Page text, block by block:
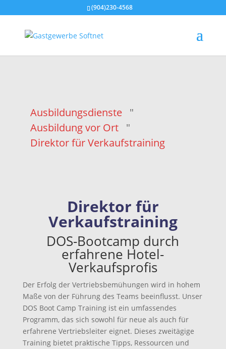
(904)230-4568
Ausbildungsdienste
"
Ausbildung vor Ort
"
Direktor für Verkaufstraining
Direktor für
Verkaufstraining
DOS-Bootcamp durch
erfahrene Hotel-
Verkaufsprofis
Der Erfolg der Vertriebsbemühungen wird in hohem
Maße von der Führung des Teams beeinflusst. Unser
DOS Boot Camp Training ist ein umfassendes
Programm, das sich sowohl für neue als auch für
erfahrene Vertriebsleiter eignet. Dieses zweitägige
Training bietet praktische Tipps, Ressourcen und